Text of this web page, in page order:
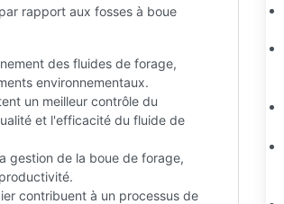
rapport aux fosses à boue
des fluides de forage,
environnementaux.
un meilleur contrôle du
et l'efficacité du fluide de
gestion de la boue de forage,
contribuent à un processus de